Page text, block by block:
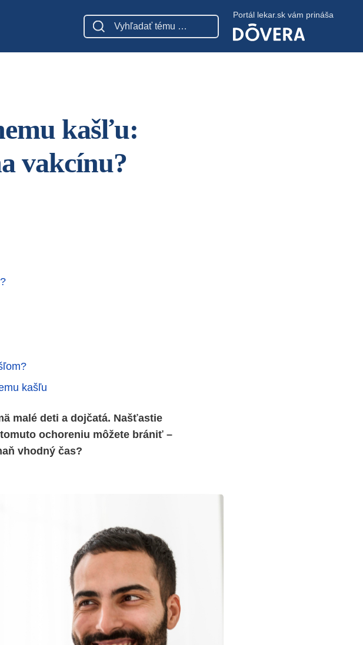
Portál lekar.sk vám prináša
kašľu:
vakcínu?
kašľu
malé deti a dojčatá. Našťastie
ochoreniu môžete brániť –
vhodný čas?